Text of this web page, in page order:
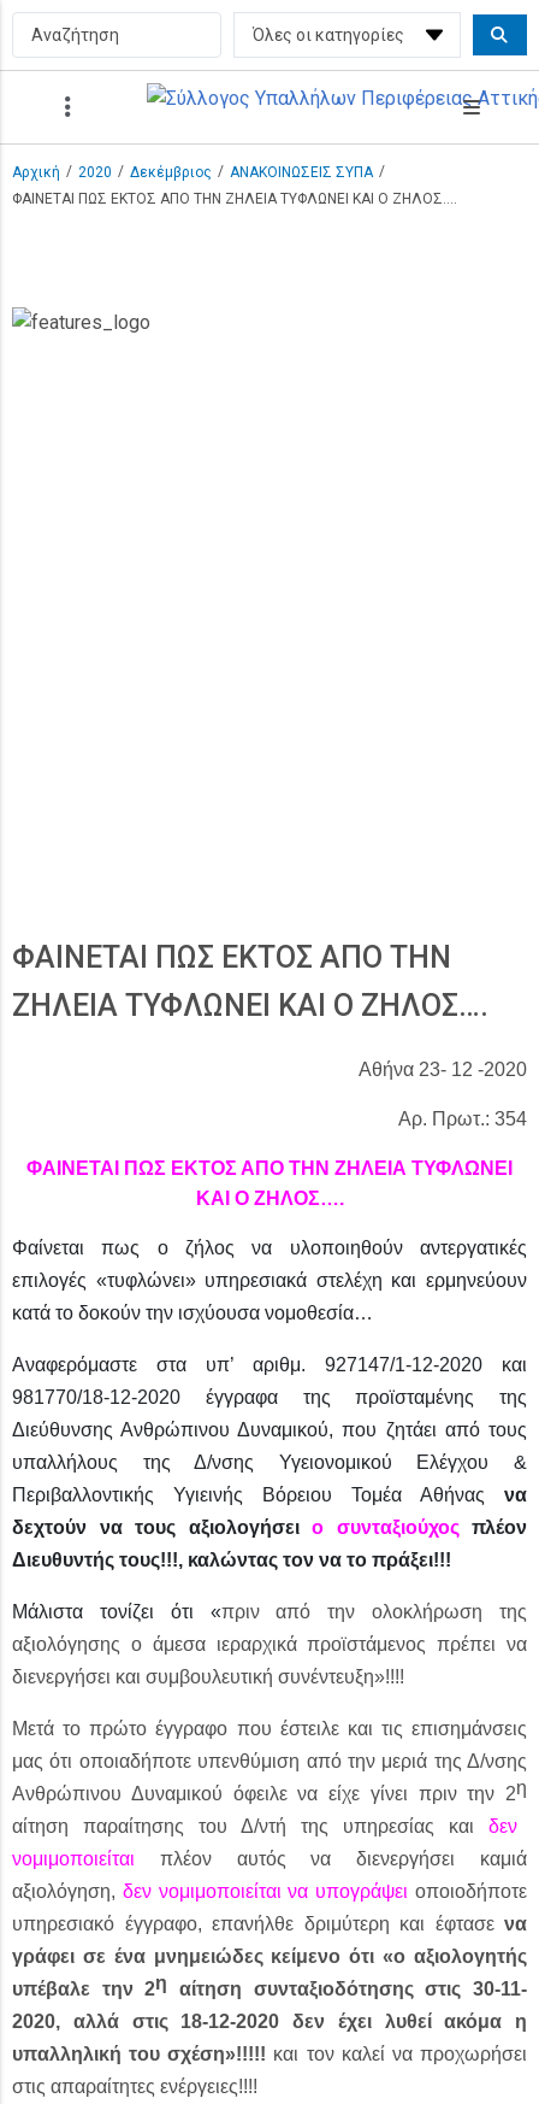
Αρχική / 2020 / Δεκέμβριος / ΑΝΑΚΟΙΝΩΣΕΙΣ ΣΥΠΑ /
ΦΑΙΝΕΤΑΙ ΠΩΣ ΕΚΤΟΣ ΑΠΟ ΤΗΝ ΖΗΛΕΙΑ ΤΥΦΛΩΝΕΙ ΚΑΙ Ο ΖΗΛΟΣ….
ΦΑΙΝΕΤΑΙ ΠΩΣ ΕΚΤΟΣ ΑΠΟ ΤΗΝ
ΖΗΛΕΙΑ ΤΥΦΛΩΝΕΙ ΚΑΙ Ο ΖΗΛΟΣ….
Αθήνα 23- 12 -2020
Αρ. Πρωτ.: 354
ΦΑΙΝΕΤΑΙ ΠΩΣ ΕΚΤΟΣ ΑΠΟ ΤΗΝ ΖΗΛΕΙΑ ΤΥΦΛΩΝΕΙ
ΚΑΙ Ο ΖΗΛΟΣ….
Φαίνεται πως ο ζήλος να υλοποιηθούν αντεργατικές
επιλογές «τυφλώνει» υπηρεσιακά στελέχη και ερμηνεύουν
κατά το δοκούν την ισχύουσα νομοθεσία…
Αναφερόμαστε στα υπ’ αριθμ. 927147/1-12-2020 και
981770/18-12-2020 έγγραφα της προϊσταμένης της
Διεύθυνσης Ανθρώπινου Δυναμικού, που ζητάει από τους
υπαλλήλους της Δ/νσης Υγειονομικού Ελέγχου &
Περιβαλλοντικής Υγιεινής Βόρειου Τομέα Αθήνας να
δεχτούν να τους αξιολογήσει ο συνταξιούχοςπλέον
Διευθυντής τους!!!, καλώντας τον να το πράξει!!!
Μάλιστα τονίζει ότι «πριν από την ολοκλήρωση της
αξιολόγησης ο άμεσα ιεραρχικά προϊστάμενος πρέπει να
διενεργήσει και συμβουλευτική συνέντευξη»!!!!
Μετά το πρώτο έγγραφο που έστειλε και τις επισημάνσεις
μας ότι οποιαδήποτε υπενθύμιση από την μεριά της Δ/νσης
Ανθρώπινου Δυναμικού όφειλε να είχε γίνει πριν την 2η
αίτηση παραίτησης του Δ/ντή της υπηρεσίας και δεν
νομιμοποιείται πλέον αυτός να διενεργήσει καμιά
αξιολόγηση, δεν νομιμοποιείται να υπογράψει οποιοδήποτε
υπηρεσιακό έγγραφο, επανήλθε δριμύτερη και έφτασε να
γράφει σε ένα μνημειώδες κείμενο ότι «ο αξιολογητής
υπέβαλε την 2η αίτηση συνταξιοδότησης στις 30-11-
2020, αλλά στις 18-12-2020 δεν έχει λυθεί ακόμα η
υπαλληλική του σχέση»!!!!! και τον καλεί να προχωρήσει
στις απαραίτητες ενέργειες!!!!